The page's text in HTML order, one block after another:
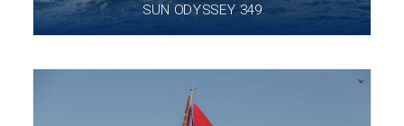
SUN ODYSSEY 349